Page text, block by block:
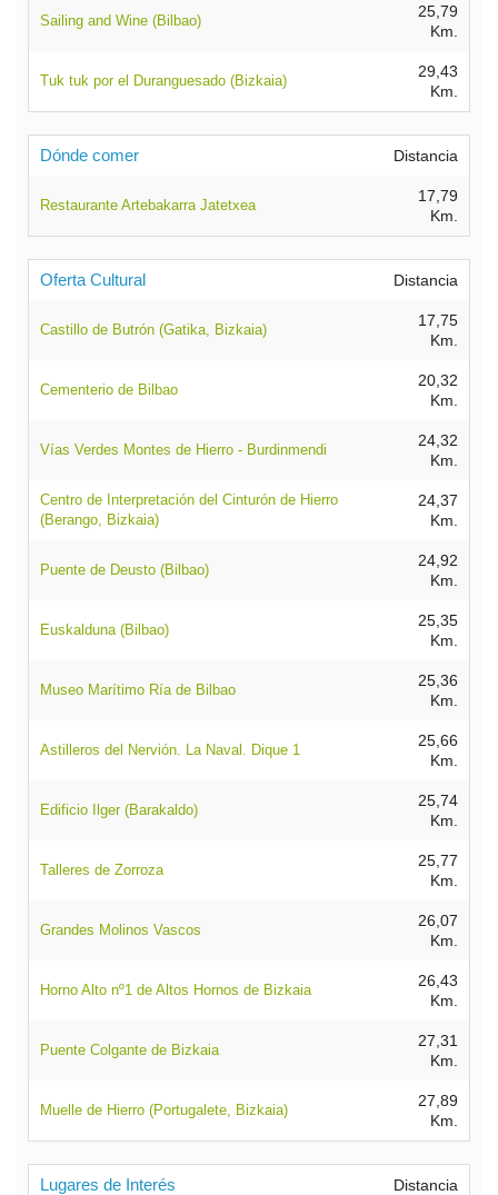
Sailing and Wine (Bilbao)
25,79
Km.
Tuk tuk por el Duranguesado (Bizkaia)
29,43
Km.
Dónde comer Distancia
Restaurante Artebakarra Jatetxea
17,79
Km.
Oferta Cultural Distancia
Castillo de Butrón (Gatika, Bizkaia)
17,75
Km.
Cementerio de Bilbao
20,32
Km.
Vías Verdes Montes de Hierro - Burdinmendi
24,32
Km.
Centro de Interpretación del Cinturón de Hierro
(Berango, Bizkaia)
24,37
Km.
Puente de Deusto (Bilbao)
24,92
Km.
Euskalduna (Bilbao)
25,35
Km.
Museo Marítimo Ría de Bilbao
25,36
Km.
Astilleros del Nervión. La Naval. Dique 1
25,66
Km.
Edificio Ilger (Barakaldo)
25,74
Km.
Talleres de Zorroza
25,77
Km.
Grandes Molinos Vascos
26,07
Km.
Horno Alto nº1 de Altos Hornos de Bizkaia
26,43
Km.
Puente Colgante de Bizkaia
27,31
Km.
Muelle de Hierro (Portugalete, Bizkaia)
27,89
Km.
Lugares de Interés Distancia